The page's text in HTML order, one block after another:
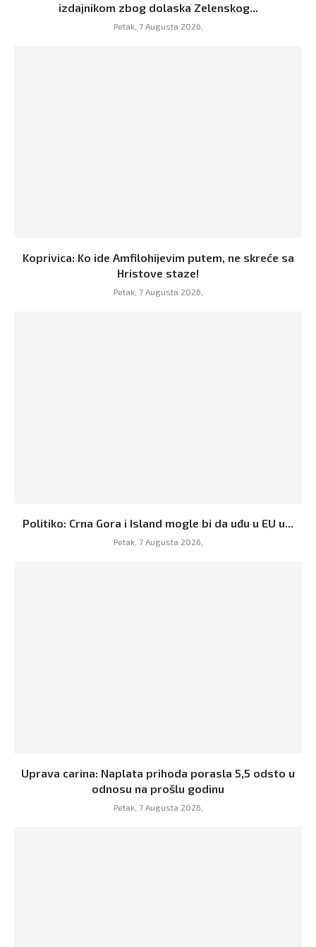
izdajnikom zbog dolaska Zelenskog...
Petak, 7 Augusta 2026,
Koprivica: Ko ide Amfilohijevim putem, ne skreće sa
Hristove staze!
Petak, 7 Augusta 2026,
Politiko: Crna Gora i Island mogle bi da uđu u EU u...
Petak, 7 Augusta 2026,
Uprava carina: Naplata prihoda porasla 5,5 odsto u
odnosu na prošlu godinu
Petak, 7 Augusta 2026,